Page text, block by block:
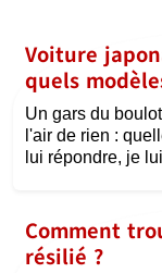
Voiture
quels
Un gars du
l'air de rien :
lui répondre, je
Comment
résilié ?